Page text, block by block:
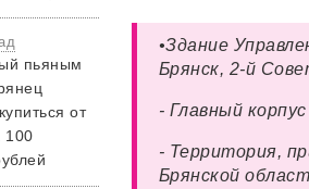
пьяным
от
100
•Здание
Брянск, 2-й
- Главный
- Территория,
Брянской